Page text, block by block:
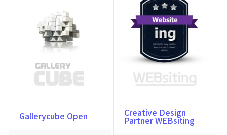
Creative Design
Partner WEBsiting
Gallerycube Open